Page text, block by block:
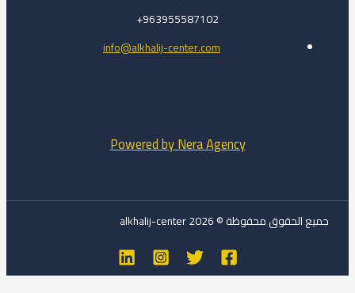
963955587102+
info@alkhalij-center.com
Powered by Nera Agency
جميع الحقوق محفوظة © 2026 alkhalij-center